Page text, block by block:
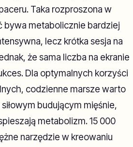
Taka rozproszona w
bywa metabolicznie bardziej
lecz krótka sesja na
że sama liczba na ekranie
Dla optymalnych korzyści
codzienne marsze warto
budującym mięśnie,
metabolizm. 15 000
narzędzie w kreowaniu